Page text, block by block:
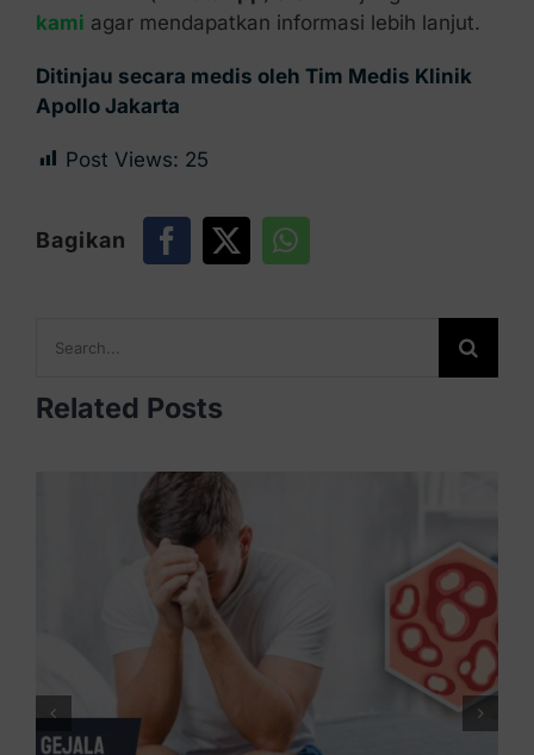
kami agar mendapatkan informasi lebih lanjut.
Ditinjau secara medis oleh Tim Medis Klinik
Apollo Jakarta
Post Views: 25
Bagikan
for:
Related Posts